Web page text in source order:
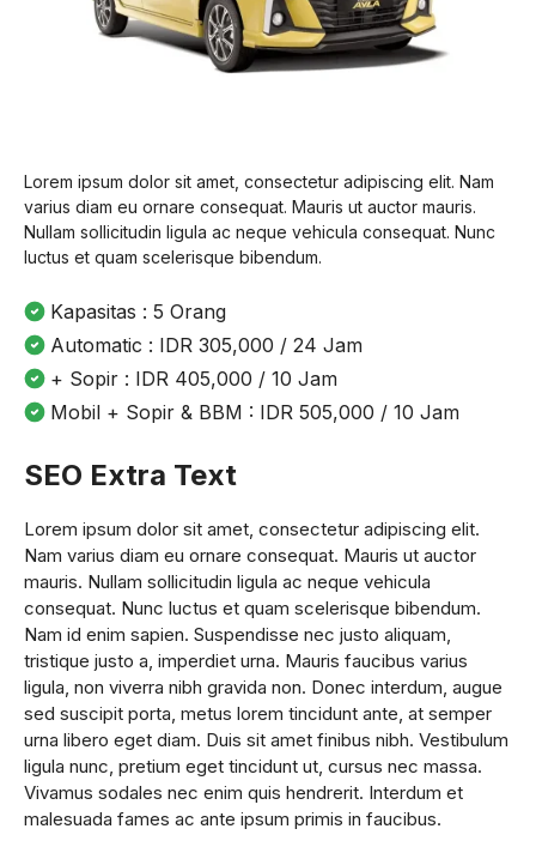
Lorem ipsum dolor sit amet, consectetur adipiscing elit. Nam
varius diam eu ornare consequat. Mauris ut auctor mauris.
Nullam sollicitudin ligula ac neque vehicula consequat. Nunc
luctus et quam scelerisque bibendum.
Kapasitas : 5 Orang
Automatic : IDR 305,000 / 24 Jam
+ Sopir : IDR 405,000 / 10 Jam
Mobil + Sopir & BBM : IDR 505,000 / 10 Jam
SEO Extra Text
Lorem ipsum dolor sit amet, consectetur adipiscing elit.
Nam varius diam eu ornare consequat. Mauris ut auctor
mauris. Nullam sollicitudin ligula ac neque vehicula
consequat. Nunc luctus et quam scelerisque bibendum.
Nam id enim sapien. Suspendisse nec justo aliquam,
tristique justo a, imperdiet urna. Mauris faucibus varius
ligula, non viverra nibh gravida non. Donec interdum, augue
sed suscipit porta, metus lorem tincidunt ante, at semper
urna libero eget diam. Duis sit amet finibus nibh. Vestibulum
ligula nunc, pretium eget tincidunt ut, cursus nec massa.
Vivamus sodales nec enim quis hendrerit. Interdum et
malesuada fames ac ante ipsum primis in faucibus.